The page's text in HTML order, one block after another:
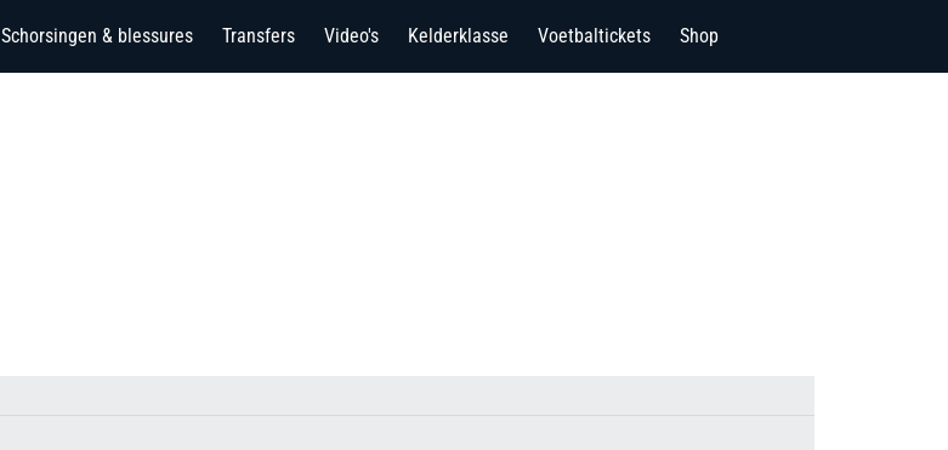
Schorsingen & blessures Transfers Video's Kelderklasse Voetbaltickets Shop